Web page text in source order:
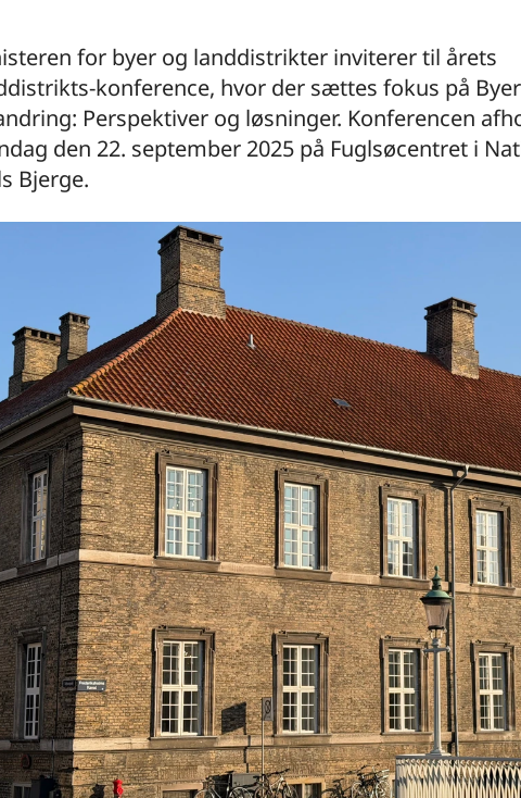
for byer og landdistrikter inviterer til årets
konference, hvor der sættes fokus på
Perspektiver og løsninger. Konferencen
den 22. september 2025 på Fuglsøcentret i
Bjerge.